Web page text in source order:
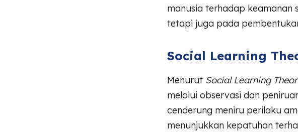
manusia terhadap
tetapi juga pada
Social Learning
Menurut Social Learning
melalui observasi dan
cenderung meniru perilaku
menunjukkan kepatuhan